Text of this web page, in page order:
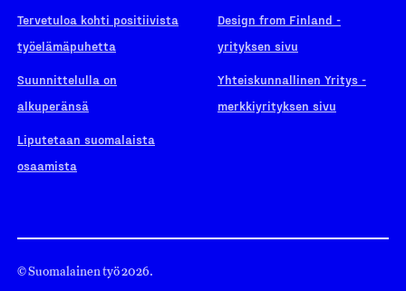
Tervetuloa kohti positiivista
työelämäpuhetta
Suunnittelulla on
alkuperänsä
Liputetaan suomalaista
osaamista
Design from Finland -
yrityksen sivu
Yhteiskunnallinen Yritys -
merkkiyrityksen sivu
© Suomalainen työ 2026.